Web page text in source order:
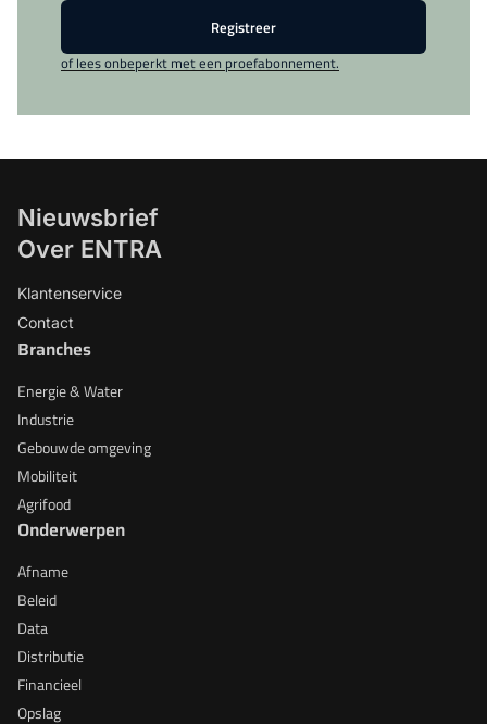
Registreer
of lees onbeperkt met een proefabonnement.
Nieuwsbrief
Over ENTRA
Klantenservice
Contact
Branches
Energie & Water
Industrie
Gebouwde omgeving
Mobiliteit
Agrifood
Onderwerpen
Afname
Beleid
Data
Distributie
Financieel
Opslag